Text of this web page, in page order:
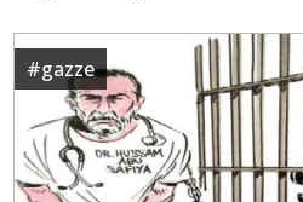
#gazze